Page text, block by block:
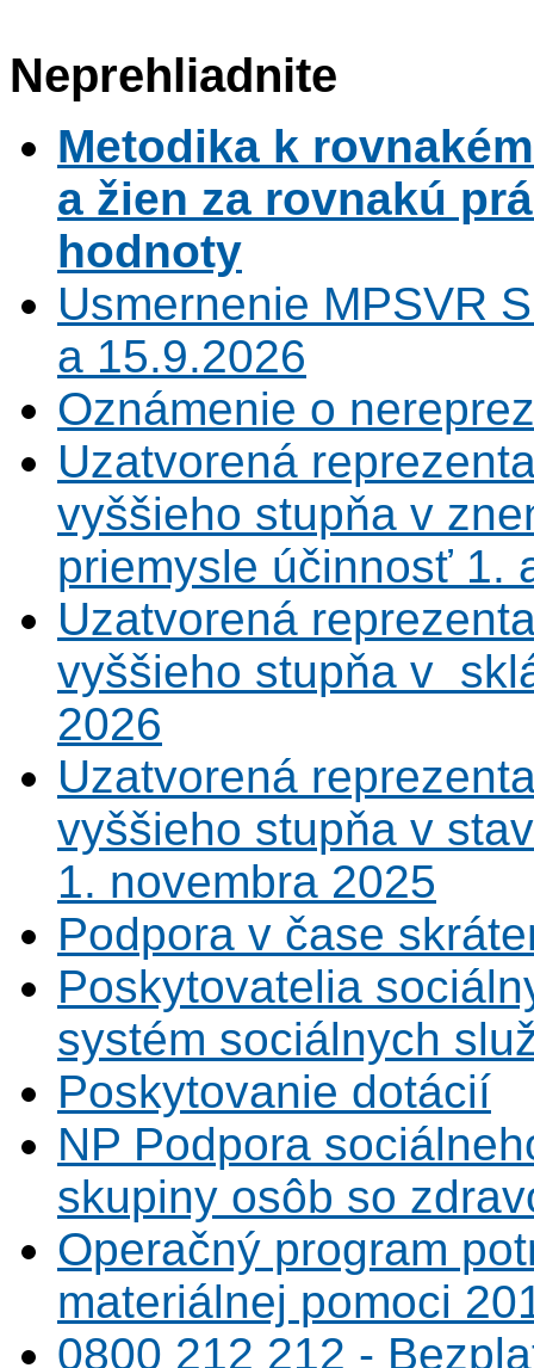
Neprehliadnite
Metodika k
a žien za rovnakú
hodnoty
Usmernenie MPSVR
a 15.9.2026
Oznámenie o
Uzatvorená
vyššieho stupňa v
priemysle účinnosť 1.
Uzatvorená
vyššieho stupňa v
2026
Uzatvorená
vyššieho stupňa v
1. novembra 2025
Podpora v čase
Poskytovatelia
systém sociálnych
Poskytovanie dotácií
NP Podpora
skupiny osôb so
Operačný program
materiálnej pomoci
0800 212 212 -